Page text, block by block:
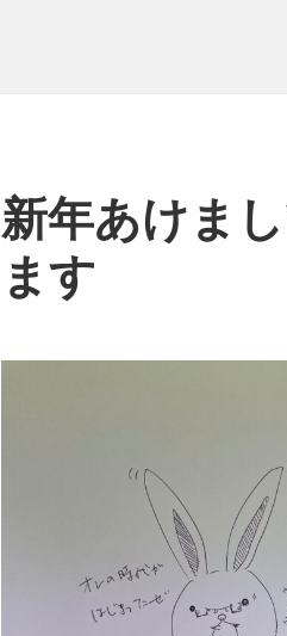
新年あけま
ます